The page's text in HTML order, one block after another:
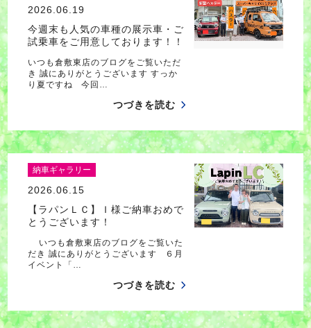
2026.06.19
今週末も人気の車種の展示車・ご
試乗車をご用意しております！！
いつも倉敷東店のブログをご覧いただ
き 誠にありがとうございます すっか
り夏ですね 今回…
つづきを読む
納車ギャラリー
2026.06.15
【ラパンＬＣ】Ｉ様ご納車おめで
とうございます！
いつも倉敷東店のブログをご覧いた
だき 誠にありがとうございます ６月
イベント「…
つづきを読む